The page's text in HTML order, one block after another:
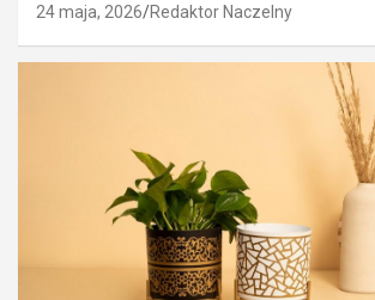
24 maja, 2026 Redaktor Naczelny